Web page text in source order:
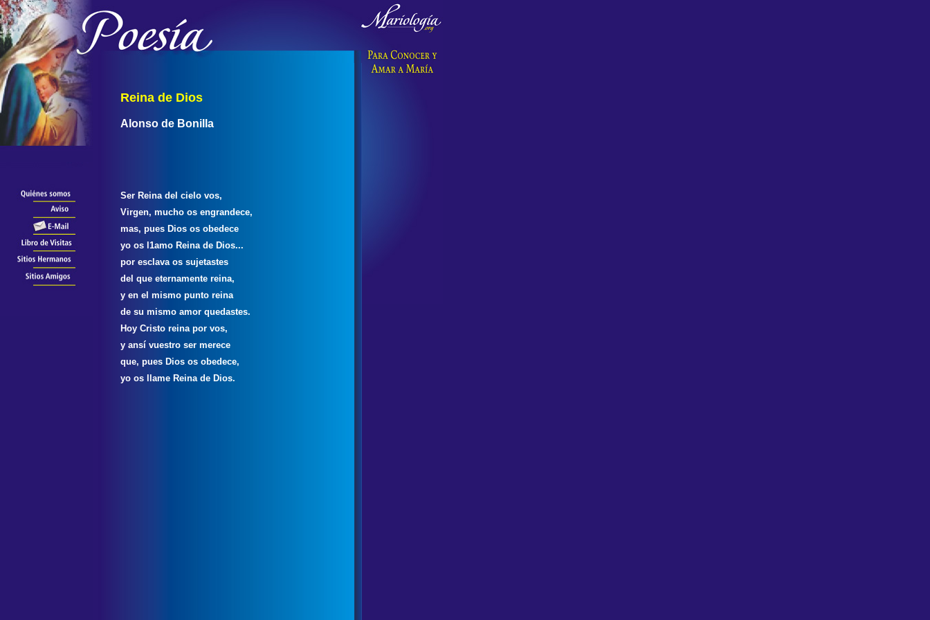
Reina de Dios
Alonso de Bonilla
Ser Reina del cielo vos,
Virgen, mucho os engrandece,
mas, pues Dios os obedece
yo os l1amo Reina de Dios...
por esclava os sujetastes
del que eternamente reina,
y en el mismo punto reina
de su mismo amor quedastes.
Hoy Cristo reina por vos,
y ansí vuestro ser merece
que, pues Dios os obedece,
yo os llame Reina de Dios.